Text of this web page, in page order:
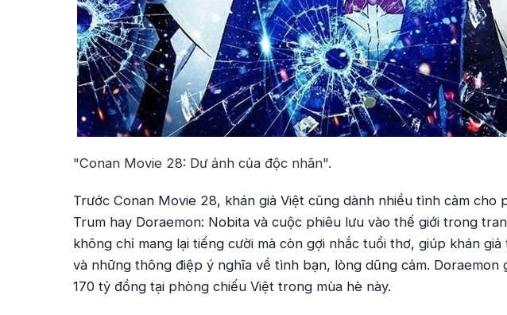
"Conan Movie 28: Dư ảnh của độc nhãn".
Trước Conan Movie 28, khán giả Việt cũng dành nhiều tình cảm cho
Trum hay Doraemon: Nobita và cuộc phiêu lưu vào thế giới trong
không chỉ mang lại tiếng cười mà còn gợi nhắc tuổi thơ, giúp khán
và những thông điệp ý nghĩa về tình bạn, lòng dũng cảm. Doraemon
170 tỷ đồng tại phòng chiếu Việt trong mùa hè này.